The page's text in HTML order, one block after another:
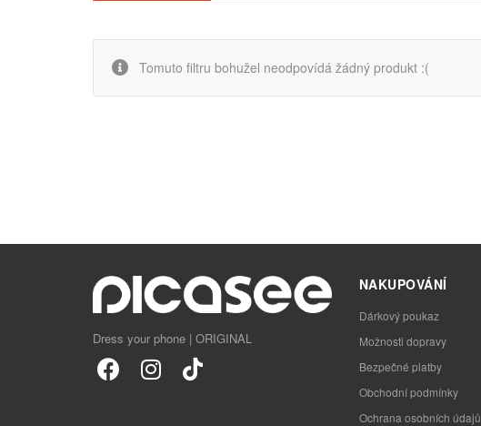
Tomuto filtru bohužel neodpovídá žádný produkt :(
Dress your phone | ORIGINAL
NAKUPOVÁNÍ
Dárkový poukaz
Možnosti dopravy
Bezpečné platby
Obchodní podmínky
Ochrana osobních údajů